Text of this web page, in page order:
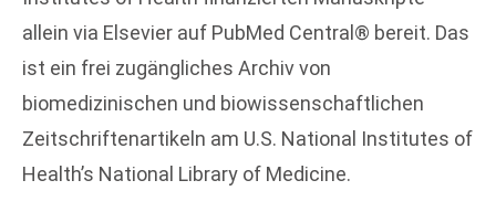
allein via Elsevier auf PubMed Central® bereit. Das
ist ein frei zugängliches Archiv von
biomedizinischen und biowissenschaftlichen
Zeitschriftenartikeln am U.S. National Institutes of
Health’s National Library of Medicine.